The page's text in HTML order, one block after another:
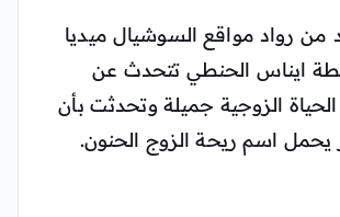
من رواد مواقع السوشيال ميديا
ايناس الحنطي تتحدث عن
الزوجية جميلة وتحدثت بأن
يحمل اسم ريحة الزوج الحنون.